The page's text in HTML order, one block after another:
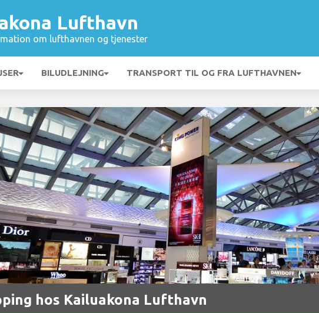
Lufthavn
om lufthavnen og tjenester
BILUDLEJNING TRANSPORT TIL OG FRA LUFTHAVNEN
hos Kailuakona Lufthavn